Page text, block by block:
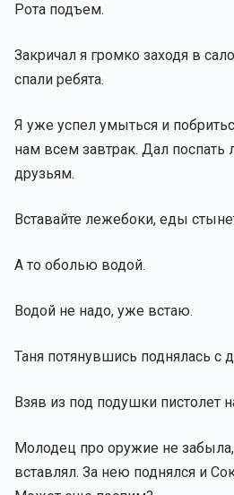
Рота подъем.
Закричал я громко заходя в
спали ребята.
Я уже успел умыться и
нам всем завтрак. Дал поспать
друзьям.
Вставайте лежебоки, еды
А то оболью водой.
Водой не надо, уже встаю.
Таня потянувшись поднялась с
Взяв из под подушки пистолет
Молодец про оружие не
вставлял. За нею поднялся и